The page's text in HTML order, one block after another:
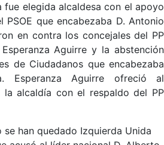
fue elegida alcaldesa con el apoyo
que encabezaba D. Antonio
en contra los concejales del PP
Aguirre y la abstención
de Ciudadanos que encabezaba
Esperanza Aguirre ofreció al
la alcaldía con el respaldo del PP
se han quedado Izquierda Unida